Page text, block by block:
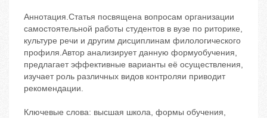
Аннотация.Статья посвящена вопросам организации
самостоятельной работы студентов в вузе по риторике,
культуре речи и другим дисциплинам филологического
профиля.Автор анализирует данную формуобучения,
предлагает эффективные варианты её осуществления,
изучает роль различных видов контроляи приводит
рекомендации.
Ключевые слова: высшая школа, формы обучения,